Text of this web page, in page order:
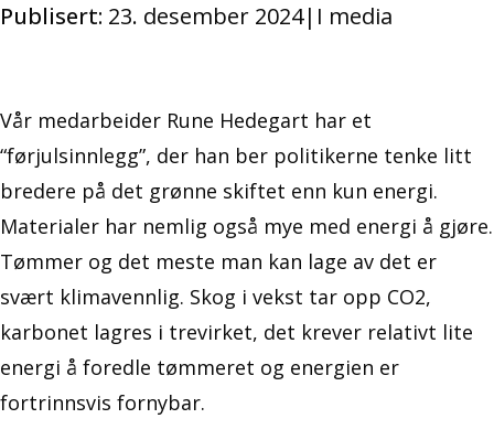
Publisert: 23. desember 2024| I media
Vår medarbeider Rune Hedegart har et
“førjulsinnlegg”, der han ber politikerne tenke litt
bredere på det grønne skiftet enn kun energi.
Materialer har nemlig også mye med energi å gjøre.
Tømmer og det meste man kan lage av det er
svært klimavennlig. Skog i vekst tar opp CO2,
karbonet lagres i trevirket, det krever relativt lite
energi å foredle tømmeret og energien er
fortrinnsvis fornybar.